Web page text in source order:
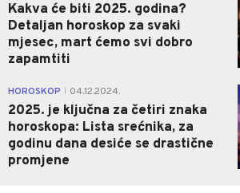
Kakva će biti 2025. godina?
Detaljan horoskop za svaki
mjesec, mart ćemo svi dobro
zapamtiti
HOROSKOP 04.12.2024.
2025. je ključna za četiri znaka
horoskopa: Lista srećnika, za
godinu dana desiće se drastične
promjene